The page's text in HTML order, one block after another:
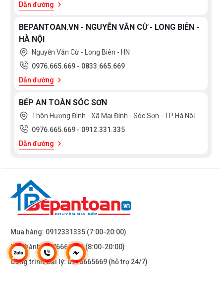
Dẫn đường
BEPANTOAN.VN - NGUYỄN VĂN CỪ - LONG BIÊN -
HÀ NỘI
Nguyễn Văn Cừ - Long Biên - HN
0976.665.669 - 0833.665.669
Dẫn đường
BẾP AN TOÀN SÓC SƠN
Thôn Hương Đình - Xã Mai Đình - Sóc Sơn - TP Hà Nôị
0976.665.669 - 0912.331.335
Dẫn đường
Mua hàng: 0912331335 (7:00-20:00)
Bảo hành:0976665669(8:00-20:00)
Công trình/Đại lý:0976665669 (hỗ trợ 24/7)